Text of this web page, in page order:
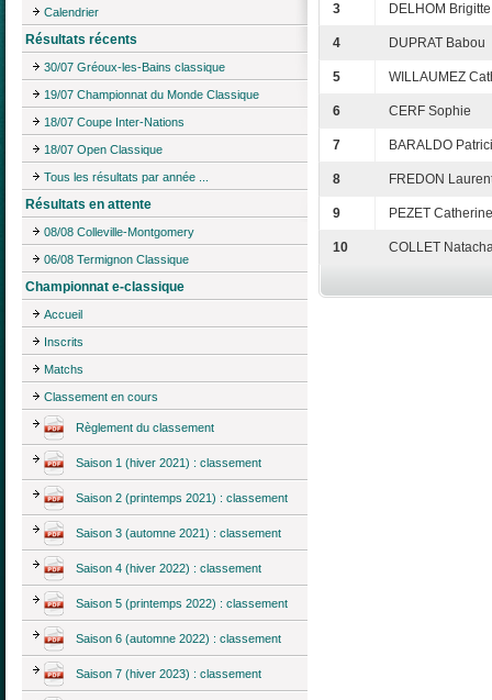
Calendrier
Résultats récents
30/07 Gréoux-les-Bains classique
19/07 Championnat du Monde Classique
18/07 Coupe Inter-Nations
18/07 Open Classique
Tous les résultats par année ...
Résultats en attente
08/08 Colleville-Montgomery
06/08 Termignon Classique
Championnat e-classique
Accueil
Inscrits
Matchs
Classement en cours
Règlement du classement
Saison 1 (hiver 2021) : classement
Saison 2 (printemps 2021) : classement
Saison 3 (automne 2021) : classement
Saison 4 (hiver 2022) : classement
Saison 5 (printemps 2022) : classement
Saison 6 (automne 2022) : classement
Saison 7 (hiver 2023) : classement
3 DELHOM Brigitte
4 DUPRAT Babou
5 WILLAUMEZ
6 CERF Sophie
7 BARALDO
8 FREDON
9 PEZET Catherine
10 COLLET